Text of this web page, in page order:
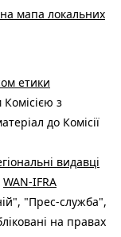
мапа локальних
етики
з
до Комісії
видавці
WAN-IFRA
"Прес-служба",
на правах